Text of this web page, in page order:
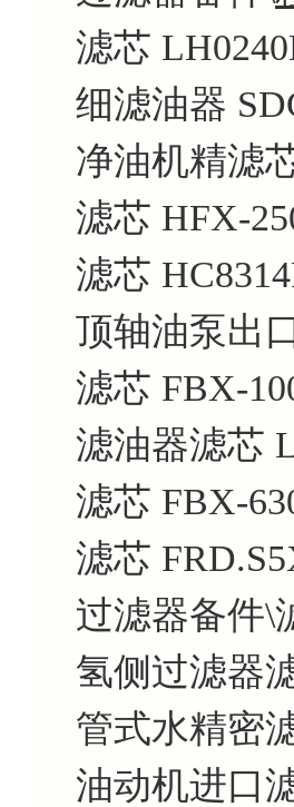
滤芯
细滤油器
净油机精滤
滤芯 HFX-
滤芯
顶轴油泵出
滤芯 FBX-
滤油器滤芯
滤芯 FBX-
滤芯
过滤器备件\
氢侧过滤器
管式水精密
油动机进口